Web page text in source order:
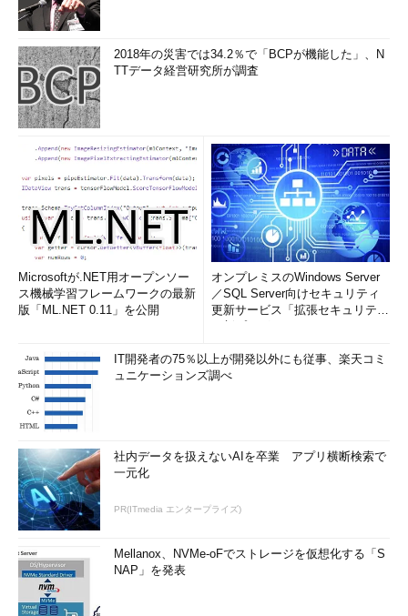
2018年の災害では34.2％で「BCPが機能した」、N
TTデータ経営研究所が調査
Microsoftが.NET用オープンソー
ス機械学習フレームワークの最新
版「ML.NET 0.11」を公開
オンプレミスのWindows Server
／SQL Server向けセキュリティ
更新サービス「拡張セキュリティ
IT開発者の75％以上が開発以外にも従事、楽天コミ
ュニケーションズ調べ
社内データを扱えないAIを卒業 アプリ横断検索で
一元化
PR(ITmedia エンタープライズ)
Mellanox、NVMe-oFでストレージを仮想化する「S
NAP」を発表